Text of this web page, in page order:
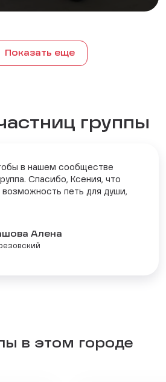
Показать еще
группы
в нашем сообществе
Спасибо, Ксения, что
возможность петь для души,
Алена
в этом городе